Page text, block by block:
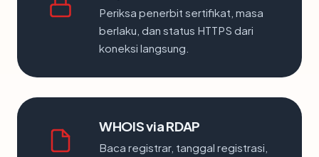
Periksa penerbit sertifikat, masa
berlaku, dan status HTTPS dari
koneksi langsung.
WHOIS via RDAP
Baca registrar, tanggal registrasi,